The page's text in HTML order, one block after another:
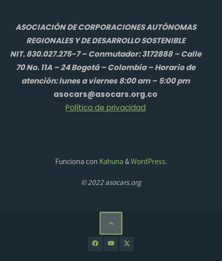
ASOCIACIÓN DE CORPORACIONES AUTÓNOMAS
REGIONALES Y DE DESARROLLO SOSTENIBLE
NIT. 830.027.275-7 – Conmutador: 3172888 – Calle
70 No. 11A – 24 Bogotá – Colombia – Horario de
atención: lunes a viernes 8:00 am – 5:00 pm
asocars@asocars.org.co
Política de privacidad
Funciona con Kahuna &WordPress.
© 2022 asocars.org